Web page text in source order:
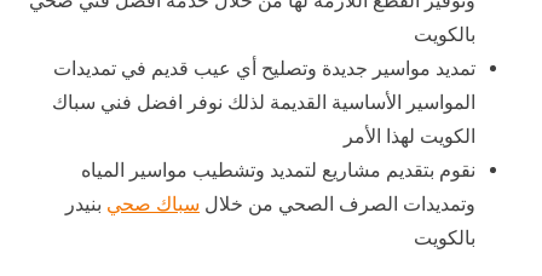
بالكويت
تمديد مواسير جديدة وتصليح أي عيب قديم في تمديدات
المواسير الأساسية القديمة لذلك نوفر افضل فني سباك
الكويت لهذا الأمر
نقوم بتقديم مشاريع لتمديد وتشطيب مواسير المياه
وتمديدات الصرف الصحي من خلال سباك صحي بنيدر
بالكويت